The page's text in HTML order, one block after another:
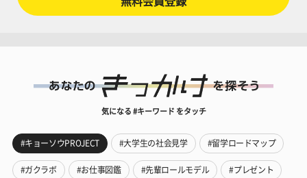
気になる #キーワード をタッチ
#キョーソウPROJECT #大学生の社会見学 #留学ロードマップ
#ガクラボ #お仕事図鑑 #先輩ロールモデル #プレゼント